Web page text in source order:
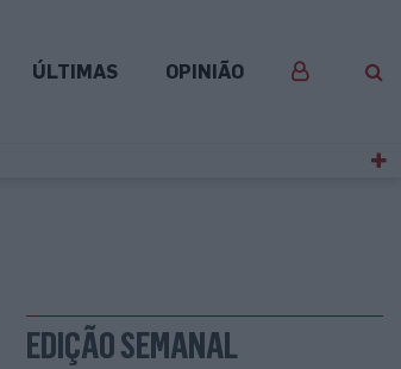
ÚLTIMAS OPINIÃO
EDIÇÃO SEMANAL